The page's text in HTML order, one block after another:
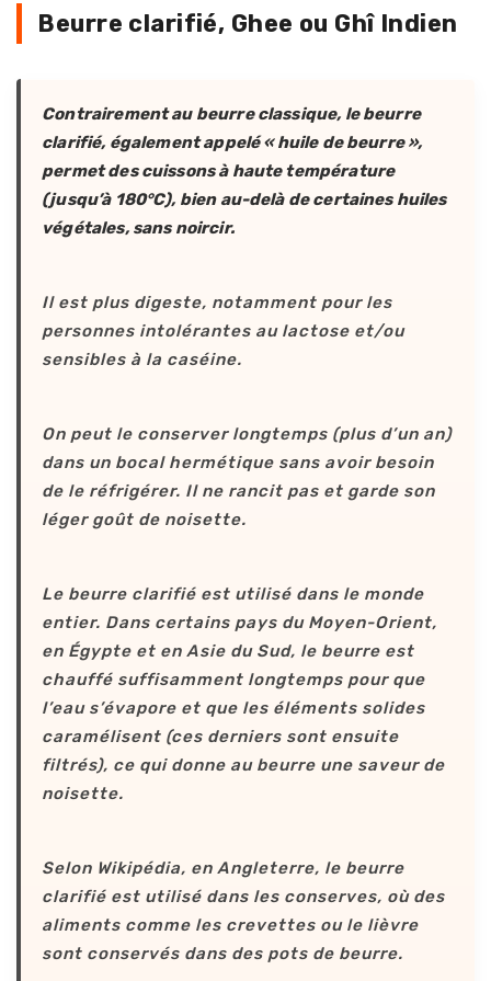
Beurre clarifié, Ghee ou Ghî Indien
Contrairement au beurre classique, le beurre
clarifié, également appelé « huile de beurre »,
permet des cuissons à haute température
(jusqu’à 180°C), bien au-delà de certaines huiles
végétales, sans noircir.
Il est plus digeste, notamment pour les
personnes intolérantes au lactose et/ou
sensibles à la caséine.
On peut le conserver longtemps (plus d’un an)
dans un bocal hermétique sans avoir besoin
de le réfrigérer. Il ne rancit pas et garde son
léger goût de noisette.
Le beurre clarifié est utilisé dans le monde
entier. Dans certains pays du Moyen-Orient,
en Égypte et en Asie du Sud, le beurre est
chauffé suffisamment longtemps pour que
l’eau s’évapore et que les éléments solides
caramélisent (ces derniers sont ensuite
filtrés), ce qui donne au beurre une saveur de
noisette.
Selon Wikipédia, en Angleterre, le beurre
clarifié est utilisé dans les conserves, où des
aliments comme les crevettes ou le lièvre
sont conservés dans des pots de beurre.